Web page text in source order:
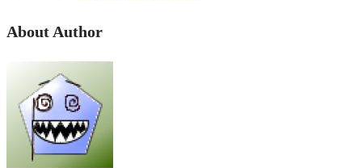
About Author